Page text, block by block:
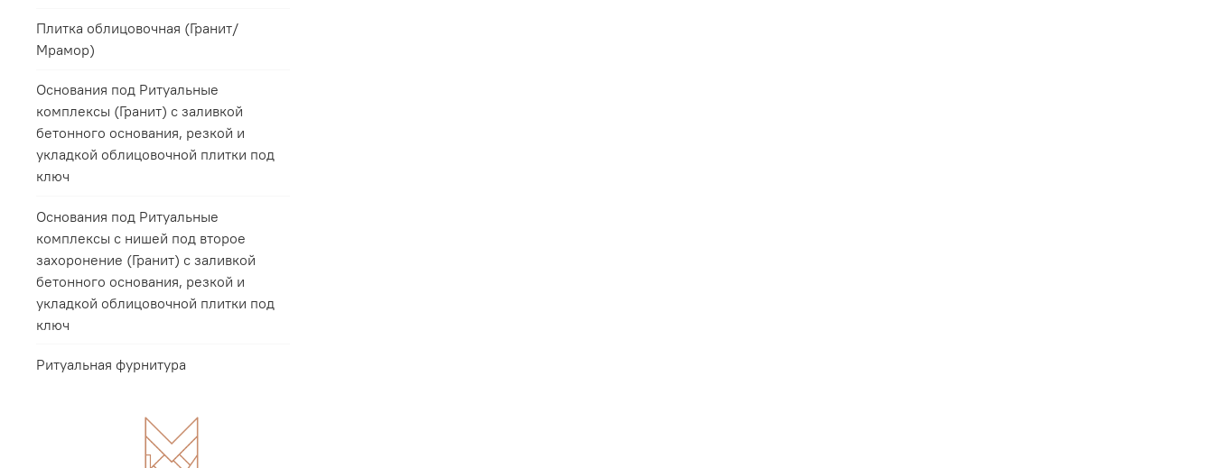
Плитка облицовочная (Гранит/
Мрамор)
Основания под Ритуальные
комплексы (Гранит) с заливкой
бетонного основания, резкой и
укладкой облицовочной плитки под
ключ
Основания под Ритуальные
комплексы с нишей под второе
захоронение (Гранит) с заливкой
бетонного основания, резкой и
укладкой облицовочной плитки под
ключ
Ритуальная фурнитура